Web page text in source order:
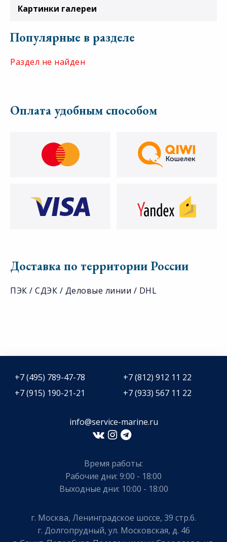
Картинки галереи
Популярные в разделе
Раздел не найден
Оплата удобным способом
Доставка по территории России
ПЭК / СДЭК / Деловые линии / DHL
+7 (495) 789-47-78
+7 (812) 912 11 22
+7 (915) 190-21-21
+7 (933) 567 11 22
info@service-marine.ru​​
Время работы:
Рабочие дни: 9:00 - 18:00
Выходные дни: 10:00 - 18:00
г. Москва, Ленинградское шоссе, 39 стр.6.
г. Долгопрудный, ул. Московская, д. 46